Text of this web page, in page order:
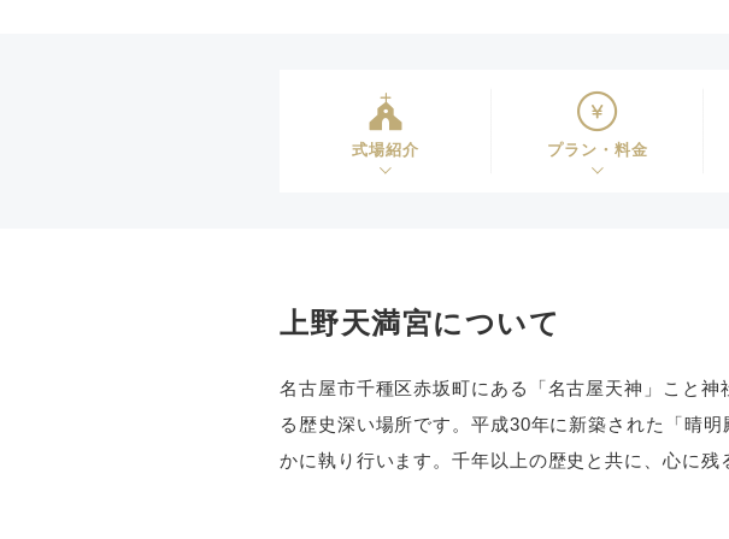
式場紹介 プラン・料金
上野天満宮について
名古屋市千種区赤坂町にある「名古屋天神」こと
る歴史深い場所です。平成30年に新築された「晴
かに執り行います。千年以上の歴史と共に、心に残